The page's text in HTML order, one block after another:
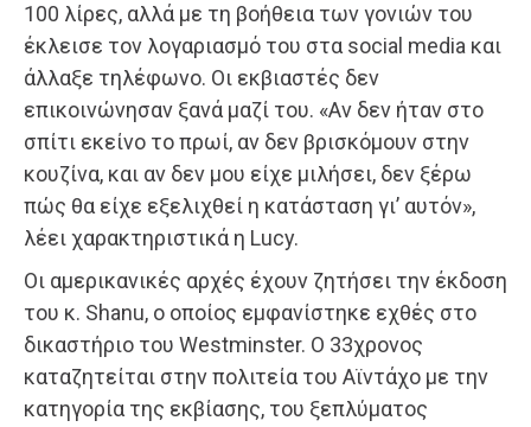
100 λίρες, αλλά με τη βοήθεια των γονιών του
έκλεισε τον λογαριασμό του στα social media και
άλλαξε τηλέφωνο. Οι εκβιαστές δεν
επικοινώνησαν ξανά μαζί του. «Αν δεν ήταν στο
σπίτι εκείνο το πρωί, αν δεν βρισκόμουν στην
κουζίνα, και αν δεν μου είχε μιλήσει, δεν ξέρω
πώς θα είχε εξελιχθεί η κατάσταση γι’ αυτόν»,
λέει χαρακτηριστικά η Lucy.
Οι αμερικανικές αρχές έχουν ζητήσει την έκδοση
του κ. Shanu, ο οποίος εμφανίστηκε εχθές στο
δικαστήριο του Westminster. Ο 33χρονος
καταζητείται στην πολιτεία του Αϊντάχο με την
κατηγορία της εκβίασης, του ξεπλύματος